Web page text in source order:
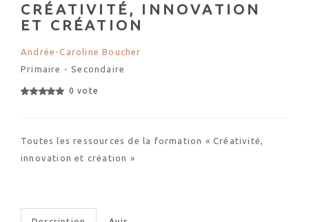
CRÉATIVITÉ, INNOVATION
ET CRÉATION
Andrée-Caroline Boucher
Primaire - Secondaire
0 vote
Toutes les ressources de la formation « Créativité,
innovation et création »